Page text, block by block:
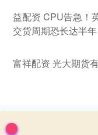
益配资 CPU告急！
交货周期恐长达半年
富祥配资 光大期货